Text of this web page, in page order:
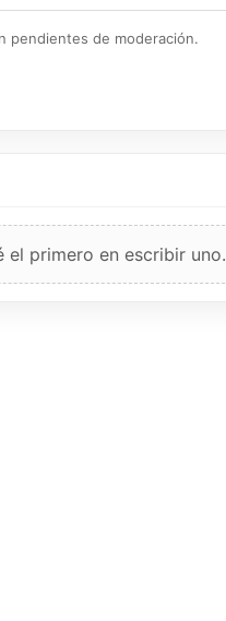
pendientes de moderación.
el primero en escribir uno.